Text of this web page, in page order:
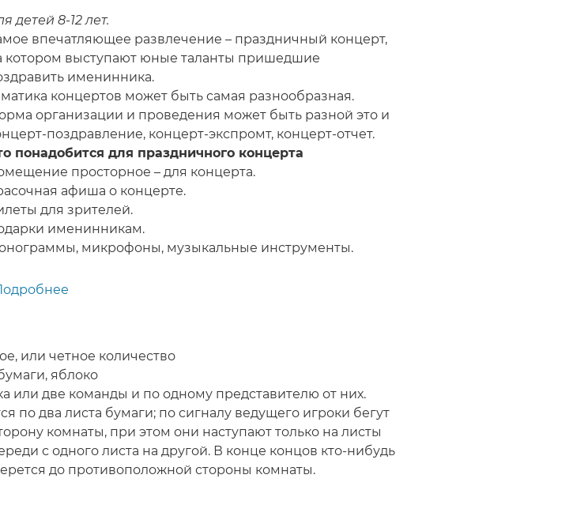
детей 8-12 лет.
впечатляющее развлечение – праздничный концерт,
котором выступают юные таланты пришедшие
именинника.
концертов может быть самая разнообразная.
организации и проведения может быть разной это и
поздравление, концерт-экспромт, концерт-отчет.
понадобится для праздничного концерта
просторное – для концерта.
афиша о концерте.
для зрителей.
именинникам.
микрофоны, музыкальные инструменты.
день
рождения
"Праздничный
концерт"
или четное количество
яблоко
или две команды и по одному представителю от них.
по два листа бумаги; по сигналу ведущего игроки бегут
комнаты, при этом они наступают только на листы
с одного листа на другой. В конце концов кто-нибудь
до противоположной стороны комнаты.